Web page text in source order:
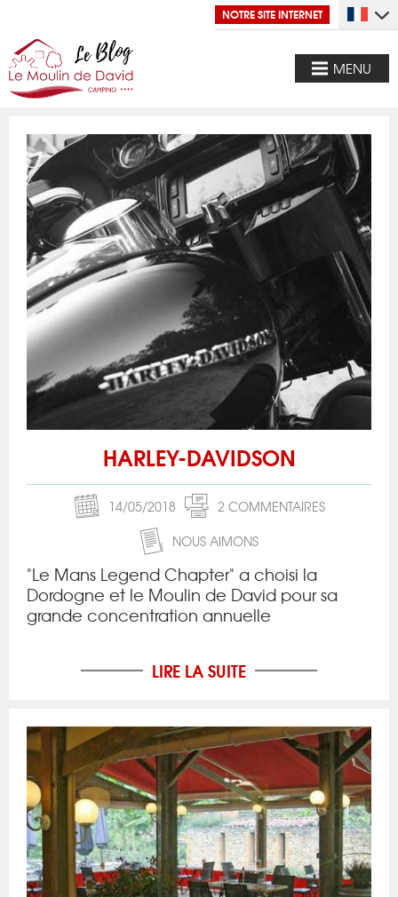
NOTRE SITE INTERNET
MENU
HARLEY-DAVIDSON
14/05/2018
2 COMMENTAIRES
NOUS AIMONS
"Le Mans Legend Chapter" a choisi la
Dordogne et le Moulin de David pour sa
grande concentration annuelle
LIRE LA SUITE